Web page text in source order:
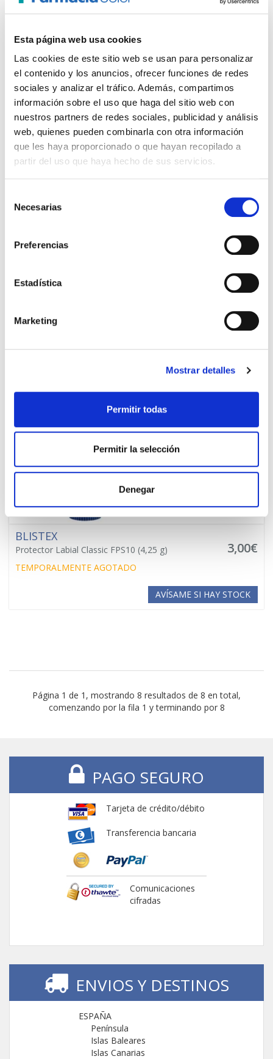
Esta página web usa cookies
Las cookies de este sitio web se usan para personalizar
el contenido y los anuncios, ofrecer funciones de redes
sociales y analizar el tráfico. Además, compartimos
información sobre el uso que haga del sitio web con
nuestros partners de redes sociales, publicidad y análisis
web, quienes pueden combinarla con otra información
que les haya proporcionado o que hayan recopilado a
partir del uso que haya hecho de sus servicios.
Necesarias
Preferencias
Estadística
Marketing
Mostrar detalles
Permitir todas
Permitir la selección
Denegar
BLISTEX
Labial Explosión Frambuesa y Limón 2,70€
TEMPORALMENTE AGOTADO
AVÍSAME SI HAY STOCK
BLISTEX
4,10€
BLISTEX
Protector Labial Classic FPS10 (4,25 g) 3,00€
TEMPORALMENTE AGOTADO
AVÍSAME SI HAY STOCK
Página 1 de 1, mostrando 8 resultados de 8 en total,
comenzando por la fila 1 y terminando por 8
PAGO SEGURO
Tarjeta de crédito/débito
Transferencia bancaria
Comunicaciones
cifradas
ENVIOS Y DESTINOS
ESPAÑA
Península
Islas Baleares
Islas Canarias